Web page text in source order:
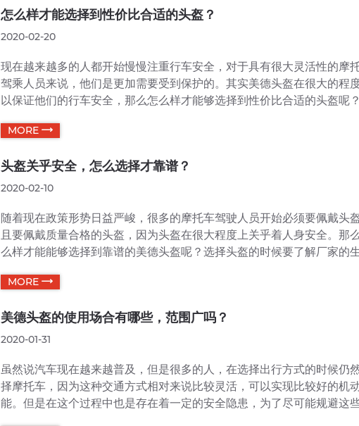
怎么样才能选择到性价比合适的头盔？
2020-02-20
现在越来越多的人都开始慢慢注重行车安全，对于具有很大灵活性的摩
驾乘人员来说，他们是更加需要受到保护的。其实美德头盔在很大的程
以保证他们的行车安全，那么怎么样才能够选择到性价比合适的头盔呢
程中尽量要规避这样的情况发生，要尽可能选择性价比高的产品。目前市
MORE
头盔关乎安全，怎么选择才靠谱？
2020-02-10
随着现在政策形势日益严峻，很多的摩托车驾驶人员开始必须要佩戴头
且要佩戴质量合格的头盔，因为头盔在很大程度上关乎着人身安全。那
么样才能能够选择到靠谱的美德头盔呢？选择头盔的时候要了解厂家的
关不严格的情况。这种条件下生产的头盔质量也是有待验证的，一旦发生
MORE
美德头盔的使用场合有哪些，范围广吗？
2020-01-31
虽然说汽车现在越来越普及，但是很多的人，在选择出行方式的时候仍
择摩托车，因为这种交通方式相对来说比较灵活，可以实现比较好的机
能。但是在这个过程中也是存在着一定的安全隐患，为了尽可能规避这